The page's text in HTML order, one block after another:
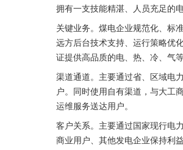
拥有一支技能精湛、人员充足的
关键业务。煤电企业规范化、标
远方后台技术支持、运行策略优
证提供高品质的电、热、冷、气
渠道通道。主要通过省、区域电
户。同时使用自有渠道，与大工
运维服务送达用户。
客户关系。主要通过国家现行电
商业用户、其他发电企业保持利